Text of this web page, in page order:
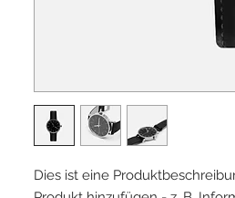
Dies ist eine